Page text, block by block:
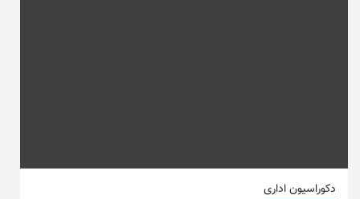
دکوراسیون اداری